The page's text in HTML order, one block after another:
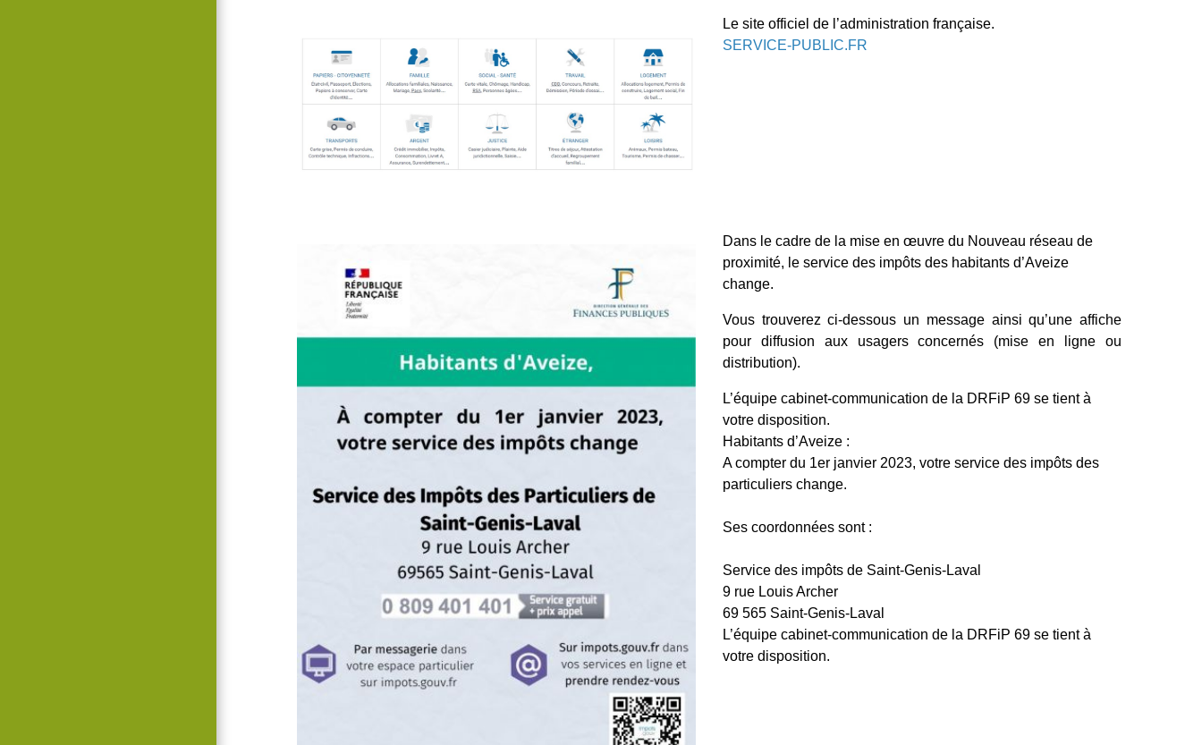
Le site officiel de l’administration française.
SERVICE-PUBLIC.FR
Dans le cadre de la mise en œuvre du Nouveau réseau de
proximité, le service des impôts des habitants d’Aveize
change.
Vous trouverez ci-dessous un message ainsi qu’une affiche
pour diffusion aux usagers concernés (mise en ligne ou
distribution).
L’équipe cabinet-communication de la DRFiP 69 se tient à
votre disposition.
Habitants d’Aveize :
A compter du 1er janvier 2023, votre service des impôts des
particuliers change.
Ses coordonnées sont :
Service des impôts de Saint-Genis-Laval
9 rue Louis Archer
69 565 Saint-Genis-Laval
L’équipe cabinet-communication de la DRFiP 69 se tient à
votre disposition.